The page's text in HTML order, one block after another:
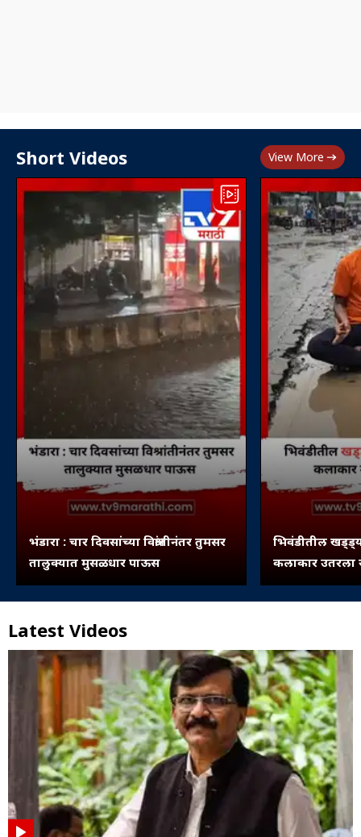
Short Videos View More
भंडारा : चार दिवसांच्या विश्रांतीनंतर तुमसर
तालुक्यात मुसळधार पाऊस
भिवंडीतील
कलाकार उतरला
Latest Videos